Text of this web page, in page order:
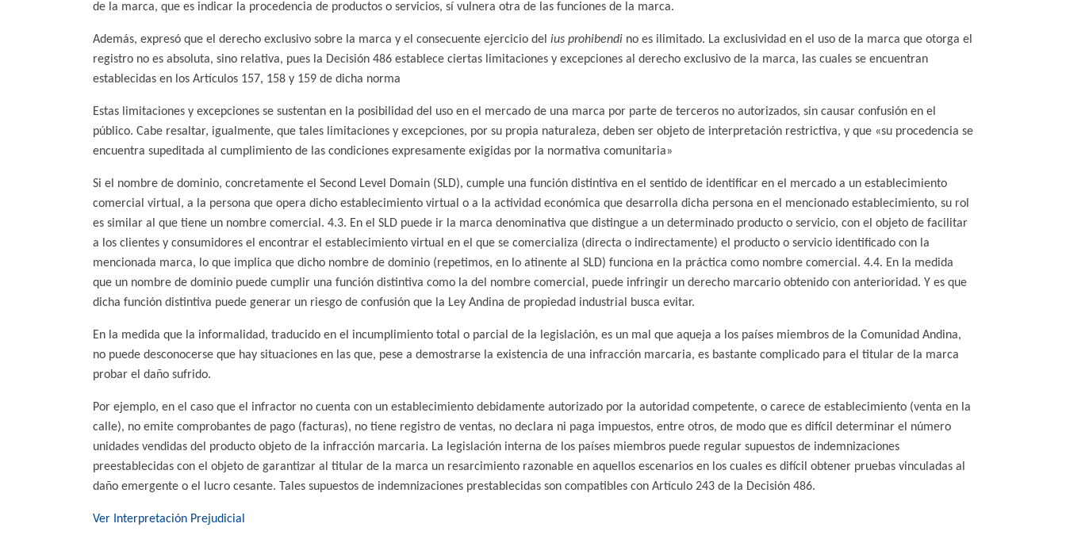
de la marca, que es indicar la procedencia de productos o servicios, sí vulnera otra de las funciones de la marca.
Además, expresó que el derecho exclusivo sobre la marca y el consecuente ejercicio del ius prohibendi no es ilimitado. La exclusividad en el uso de la marca que otorga el
registro no es absoluta, sino relativa, pues la Decisión 486 establece ciertas limitaciones y excepciones al derecho exclusivo de la marca, las cuales se encuentran
establecidas en los Artículos 157, 158 y 159 de dicha norma
Estas limitaciones y excepciones se sustentan en la posibilidad del uso en el mercado de una marca por parte de terceros no autorizados, sin causar confusión en el
público. Cabe resaltar, igualmente, que tales limitaciones y excepciones, por su propia naturaleza, deben ser objeto de interpretación restrictiva, y que «su procedencia se
encuentra supeditada al cumplimiento de las condiciones expresamente exigidas por la normativa comunitaria»
Si el nombre de dominio, concretamente el Second Level Domain (SLD), cumple una función distintiva en el sentido de identificar en el mercado a un establecimiento
comercial virtual, a la persona que opera dicho establecimiento virtual o a la actividad económica que desarrolla dicha persona en el mencionado establecimiento, su rol
es similar al que tiene un nombre comercial. 4.3. En el SLD puede ir la marca denominativa que distingue a un determinado producto o servicio, con el objeto de facilitar
a los clientes y consumidores el encontrar el establecimiento virtual en el que se comercializa (directa o indirectamente) el producto o servicio identificado con la
mencionada marca, lo que implica que dicho nombre de dominio (repetimos, en lo atinente al SLD) funciona en la práctica como nombre comercial. 4.4. En la medida
que un nombre de dominio puede cumplir una función distintiva como la del nombre comercial, puede infringir un derecho marcario obtenido con anterioridad. Y es que
dicha función distintiva puede generar un riesgo de confusión que la Ley Andina de propiedad industrial busca evitar.
En la medida que la informalidad, traducido en el incumplimiento total o parcial de la legislación, es un mal que aqueja a los países miembros de la Comunidad Andina,
no puede desconocerse que hay situaciones en las que, pese a demostrarse la existencia de una infracción marcaria, es bastante complicado para el titular de la marca
probar el daño sufrido.
Por ejemplo, en el caso que el infractor no cuenta con un establecimiento debidamente autorizado por la autoridad competente, o carece de establecimiento (venta en la
calle), no emite comprobantes de pago (facturas), no tiene registro de ventas, no declara ni paga impuestos, entre otros, de modo que es difícil determinar el número
unidades vendidas del producto objeto de la infracción marcaria. La legislación interna de los países miembros puede regular supuestos de indemnizaciones
preestablecidas con el objeto de garantizar al titular de la marca un resarcimiento razonable en aquellos escenarios en los cuales es difícil obtener pruebas vinculadas al
daño emergente o el lucro cesante. Tales supuestos de indemnizaciones prestablecidas son compatibles con Artículo 243 de la Decisión 486.
Ver Interpretación Prejudicial